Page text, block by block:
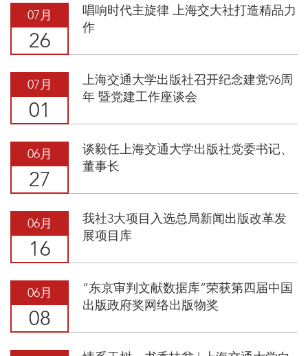
07月
26
唱响时代主旋律 上海交大社打造精品力
作
07月
01
上海交通大学出版社召开纪念建党96周
年 暨党建工作座谈会
06月
27
谈毅任上海交通大学出版社党委书记、
董事长
06月
16
我社3大项目入选总局新闻出版改革发
展项目库
06月
08
“东京审判文献数据库”荣获第四届中国
出版政府奖网络出版物奖